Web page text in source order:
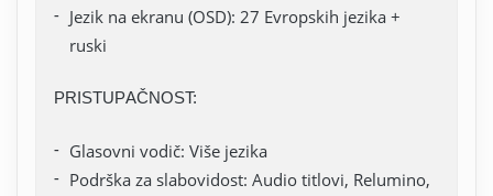
Jezik na ekranu (OSD): 27 Evropskih jezika +
ruski
PRISTUPAČNOST:
Glasovni vodič: Više jezika
Podrška za slabovidost: Audio titlovi, Relumino,